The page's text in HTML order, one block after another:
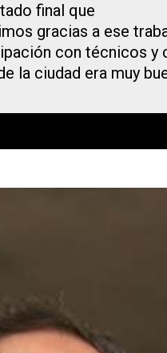
final que
gracias a ese
con técnicos y
la ciudad era muy